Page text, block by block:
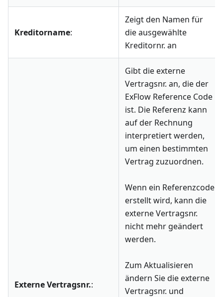
Kreditorname:
Zeigt den Namen für
die ausgewählte
Kreditornr. an
Externe Vertragsnr.:
Gibt die externe
Vertragsnr. an, die der
ExFlow Reference Code
ist. Die Referenz kann
auf der Rechnung
interpretiert werden,
um einen bestimmten
Vertrag zuzuordnen.
Wenn ein Referenzcode
erstellt wird, kann die
externe Vertragsnr.
nicht mehr geändert
werden.
Zum Aktualisieren
ändern Sie die externe
Vertragsnr. und